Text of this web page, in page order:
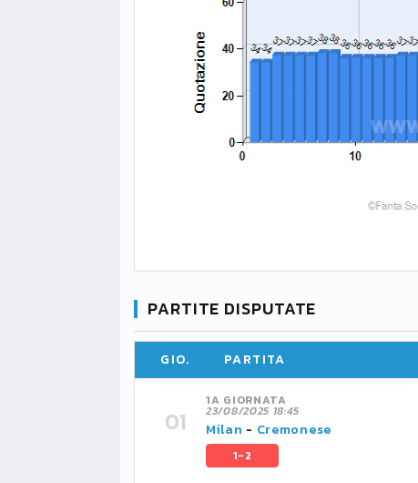
PARTITE DISPUTATE
GIO. PARTITA
1A GIORNATA
23/08/2025 18:45
Milan - Cremonese
1-2